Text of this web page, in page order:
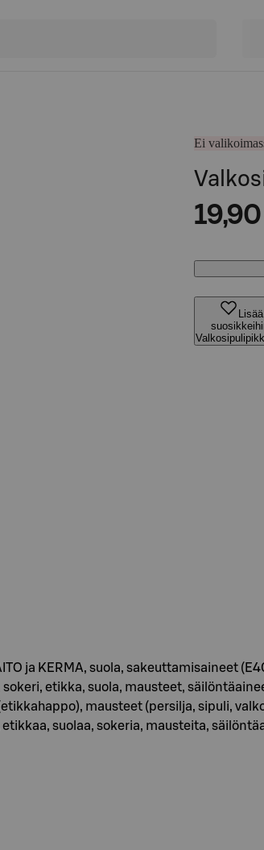
Ei
Lisää
ja KERMA, suola, sakeuttamisaineet
sokeri, etikka, suola, mausteet,
mausteet (persilja, sipuli,
suolaa, sokeria, mausteita,